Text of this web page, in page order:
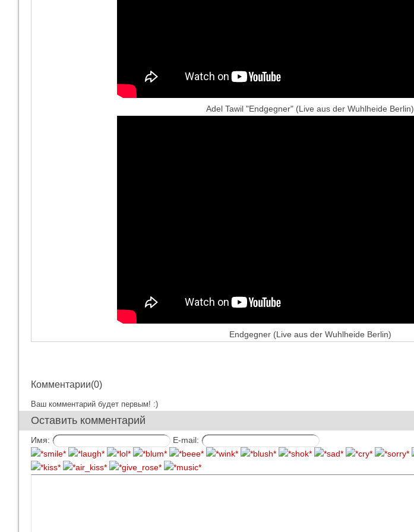
Adel Tawil "Endgegner" (Live aus der Wuhlheide Berlin)
Endgegner (Live aus der Wuhlheide Berlin)
Комментарии(0)
Ваш комментарий будет первым! :)
Оставить комментарий
Имя: E-mail: